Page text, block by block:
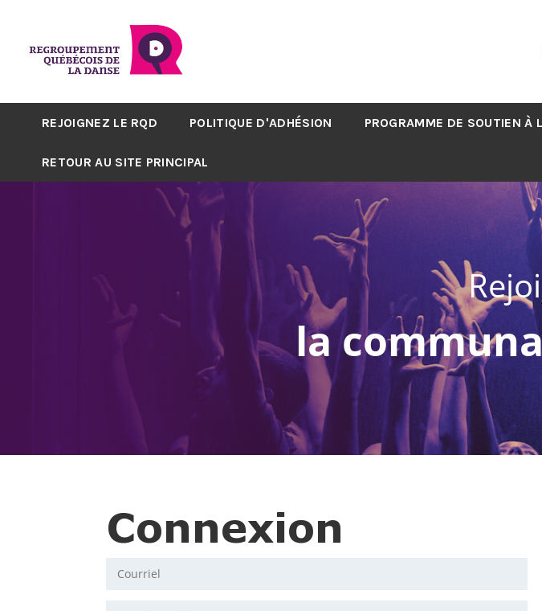
REJOIGNEZ LE RQD POLITIQUE D'ADHÉSION PROGRAMME DE SOUTIEN À
RETOUR AU SITE PRINCIPAL
la
Connexion